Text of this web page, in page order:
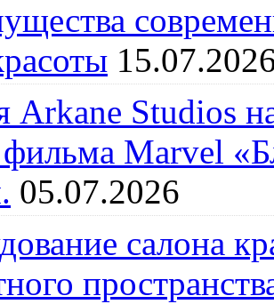
Arkane Studios
Marvel
05.07.2026
салона